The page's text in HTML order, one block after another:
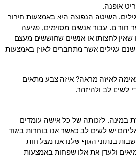
אופנה.
השיטה הנפוצה היא באמצעות חירור
חורים. עבור אנשים מסוימים, פגיעה
שאין לחצותו או אנשים שחוששים מעצם
עגילים אשר מתחברים לאוזן באמצעות
לאיזה מראה? איזה צבע מתאים
לשים לב ולהיזהר.
במינה. לזכותה של כל אישה עומדים
יש לשים לב כאשר אנו בוחרות ביגוד
בנתוני הגוף שלנו אנו מצליחות
ולעדן את אלו שפחות באמצעות